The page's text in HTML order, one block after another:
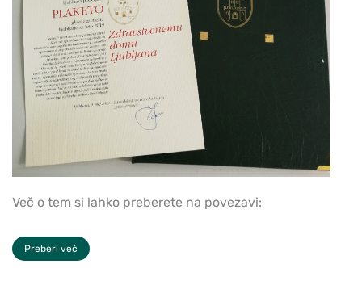
Več o tem si lahko preberete na povezavi:
Preberi več